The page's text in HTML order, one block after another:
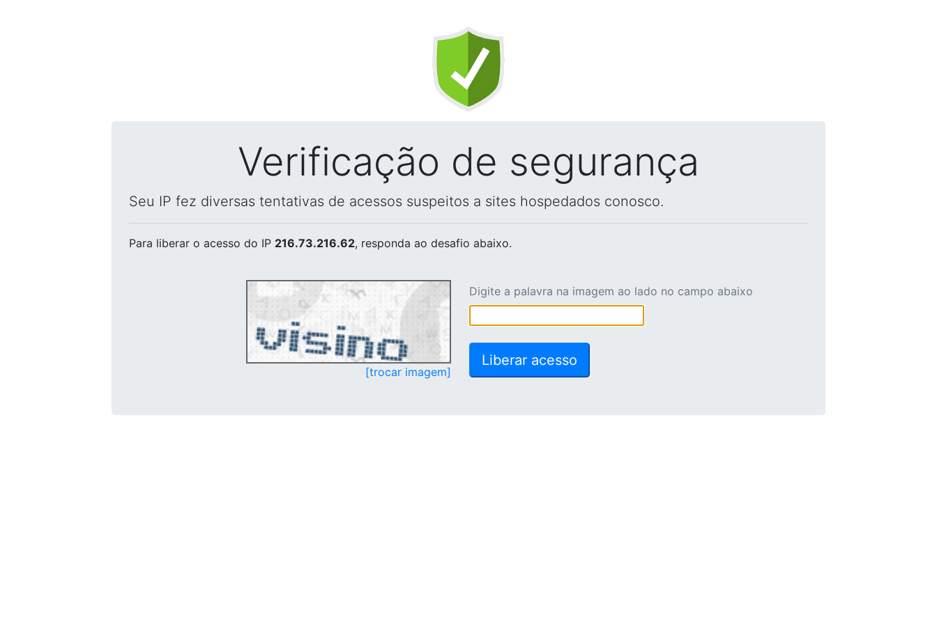
Verificação de segurança
Seu IP fez diversas tentativas de acessos suspeitos a sites hospedados conosco.
Para liberar o acesso do IP 216.73.216.62, responda ao desafio abaixo.
[trocar imagem]
Digite a palavra na imagem ao lado no campo abaixo